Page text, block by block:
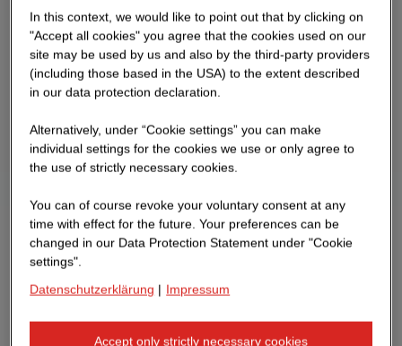
In this context, we would like to point out that by clicking on
"Accept all cookies" you agree that the cookies used on our
site may be used by us and also by the third-party providers
(including those based in the USA) to the extent described
in our data protection declaration.
Alternatively, under “Cookie settings” you can make
individual settings for the cookies we use or only agree to
the use of strictly necessary cookies.
You can of course revoke your voluntary consent at any
time with effect for the future. Your preferences can be
changed in our Data Protection Statement under "Cookie
settings".
Datenschutzerklärung | Impressum
Accept only strictly necessary cookies